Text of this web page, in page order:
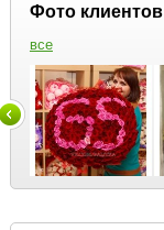
Фото
все